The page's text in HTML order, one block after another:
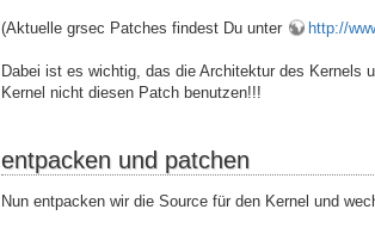
(Aktuelle grsec Patches findest Du unter http://
Dabei ist es wichtig, das die Architektur des Kernels
Kernel nicht diesen Patch benutzen!!!
entpacken und patchen
Nun entpacken wir die Source für den Kernel und